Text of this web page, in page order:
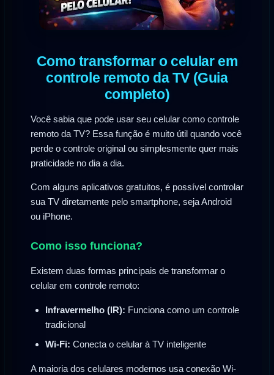
Como transformar o celular em
controle remoto da TV (Guia
completo)
Você sabia que pode usar seu celular como controle
remoto da TV? Essa função é muito útil quando você
perde o controle original ou simplesmente quer mais
praticidade no dia a dia.
Com alguns aplicativos gratuitos, é possível controlar
sua TV diretamente pelo smartphone, seja Android
ou iPhone.
Como isso funciona?
Existem duas formas principais de transformar o
celular em controle remoto:
Infravermelho (IR): Funciona como um controle
tradicional
Wi-Fi: Conecta o celular à TV inteligente
A maioria dos celulares modernos usa conexão Wi-